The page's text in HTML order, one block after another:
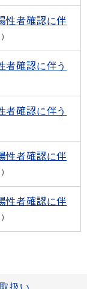
性者確認に伴
者確認に伴う
者確認に伴う
性者確認に伴
性者確認に伴